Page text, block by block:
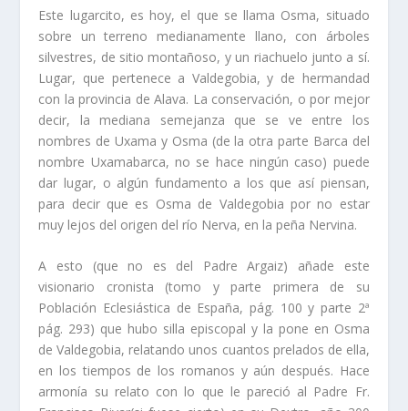
Este lugarcito, es hoy, el que se llama Osma, situado
sobre un terreno media­namente llano, con árboles
silvestres, de sitio montañoso, y un riachuelo junto a sí­.
Lugar, que pertenece a Valdegobia, y de hermandad
con la provincia de Alava. La con­servación, o por mejor
decir, la mediana semejanza que se ve entre los
nombres de Uxama y Osma (de la otra parte Barca del
nombre Uxamabarca, no se hace ningún caso) puede
dar lugar, o algún fundamento a los que así­ piensan,
para decir que es Osma de Valdegobia por no estar
muy lejos del origen del rí­o Nerva, en la peña Nervina.
A esto (que no es del Padre Argaiz) añade este
visionario cronista (tomo y parte primera de su
Población Eclesiástica de España, pág. 100 y parte 2ª
pág. 293) que hubo silla episcopal y la pone en Osma
de Valdegobia, relatando unos cuantos prela­dos de ella,
en los tiempos de los romanos y aún después. Hace
armoní­a su relato con lo que le pareció al Padre Fr.